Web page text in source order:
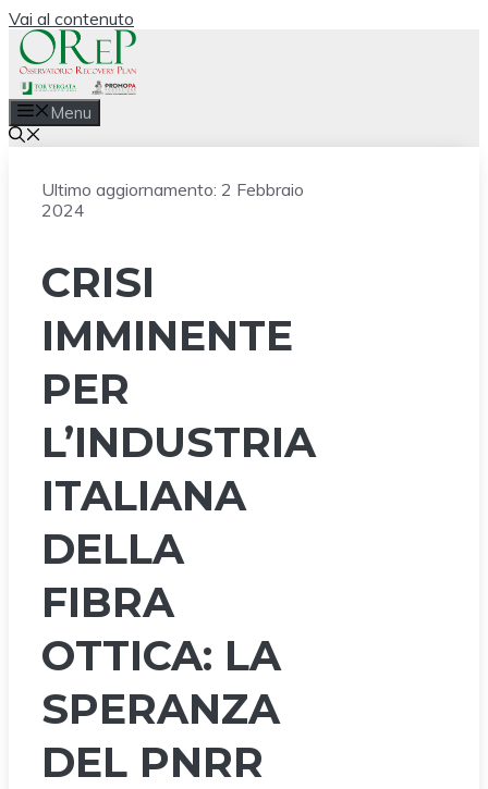
Vai al contenuto
Menu
Ultimo aggiornamento: 2 Febbraio
2024
CRISI
IMMINENTE
PER
L’INDUSTRIA
ITALIANA
DELLA
FIBRA
OTTICA: LA
SPERANZA
DEL PNRR